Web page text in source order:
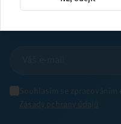
Souhlasím se zpracováním
Zásady ochrany údajů